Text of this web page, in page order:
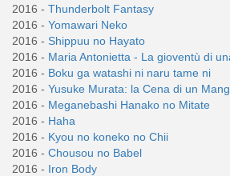
2016 - Thunderbolt Fantasy
2016 - Yomawari Neko
2016 - Shippuu no Hayato
2016 - Maria Antonietta - La gioventù di
2016 - Boku ga watashi ni naru tame ni
2016 - Yusuke Murata: la Cena di un
2016 - Meganebashi Hanako no Mitate
2016 - Haha
2016 - Kyou no koneko no Chii
2016 - Chousou no Babel
2016 - Iron Body